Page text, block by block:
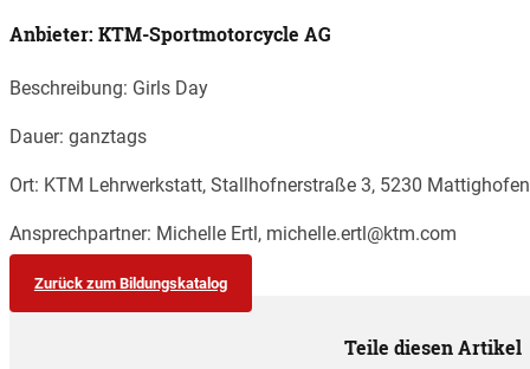
Anbieter: KTM-Sportmotorcycle AG
Beschreibung: Girls Day
Dauer: ganztags
Ort: KTM Lehrwerkstatt, Stallhofnerstraße 3, 5230 Mattighofen
Ansprechpartner: Michelle Ertl, michelle.ertl@ktm.com
Zurück zum Bildungskatalog
Teile diesen Artikel